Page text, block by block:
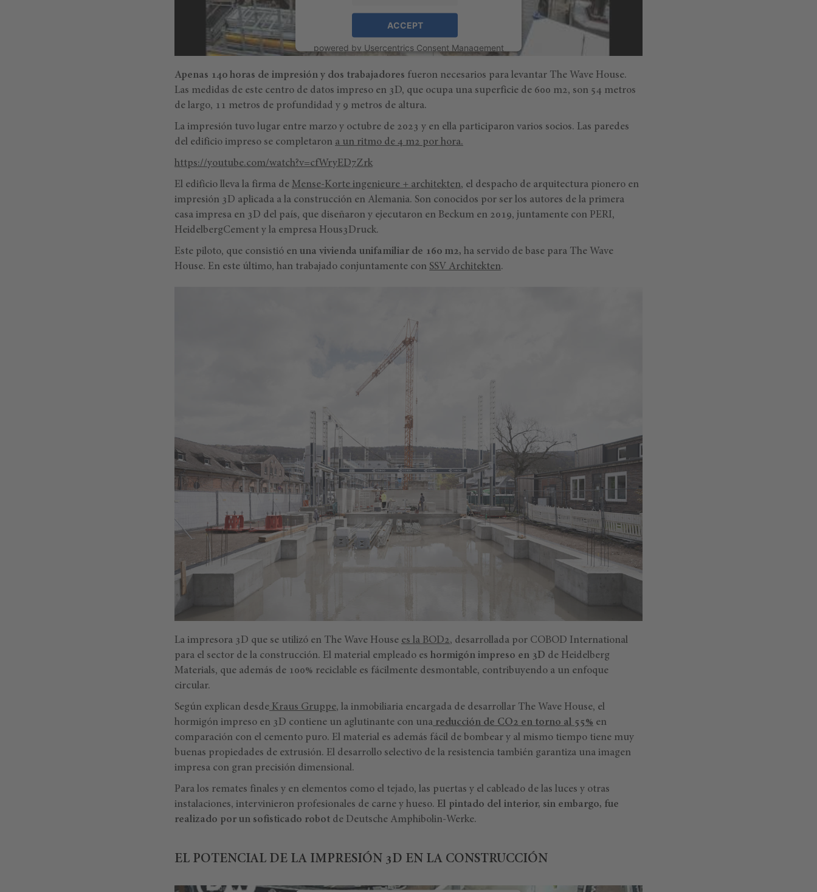
ACCEPT
powered by Usercentrics Consent Management
Apenas 140 horas de impresión y dos trabajadores fueron necesarios para levantar The Wave House.
Las medidas de este centro de datos impreso en 3D, que ocupa una superficie de 600 m2, son 54 metros
de largo, 11 metros de profundidad y 9 metros de altura.
La impresión tuvo lugar entre marzo y octubre de 2023 y en ella participaron varios socios. Las paredes
del edificio impreso se completaron a un ritmo de 4 m2 por hora.
https://youtube.com/watch?v=cfWryED7Zrk
El edificio lleva la firma de Mense-Korte ingenieure + architekten, el despacho de arquitectura pionero en
impresión 3D aplicada a la construcción en Alemania. Son conocidos por ser los autores de la primera
casa impresa en 3D del país, que diseñaron y ejecutaron en Beckum en 2019, juntamente con PERI,
HeidelbergCement y la empresa Hous3Druck.
Este piloto, que consistió en una vivienda unifamiliar de 160 m2, ha servido de base para The Wave
House. En este último, han trabajado conjuntamente con SSV Architekten.
La impresora 3D que se utilizó en The Wave House es la BOD2, desarrollada por COBOD International
para el sector de la construcción. El material empleado es hormigón impreso en 3D de Heidelberg
Materials, que además de 100% reciclable es fácilmente desmontable, contribuyendo a un enfoque
circular.
Según explican desde Kraus Gruppe, la inmobiliaria encargada de desarrollar The Wave House, el
hormigón impreso en 3D contiene un aglutinante con una reducción de CO2 en torno al 55% en
comparación con el cemento puro. El material es además fácil de bombear y al mismo tiempo tiene muy
buenas propiedades de extrusión. El desarrollo selectivo de la resistencia también garantiza una imagen
impresa con gran precisión dimensional.
Para los remates finales y en elementos como el tejado, las puertas y el cableado de las luces y otras
instalaciones, intervinieron profesionales de carne y hueso. El pintado del interior, sin embargo, fue
realizado por un sofisticado robot de Deutsche Amphibolin-Werke.
EL POTENCIAL DE LA IMPRESIÓN 3D EN LA CONSTRUCCIÓN